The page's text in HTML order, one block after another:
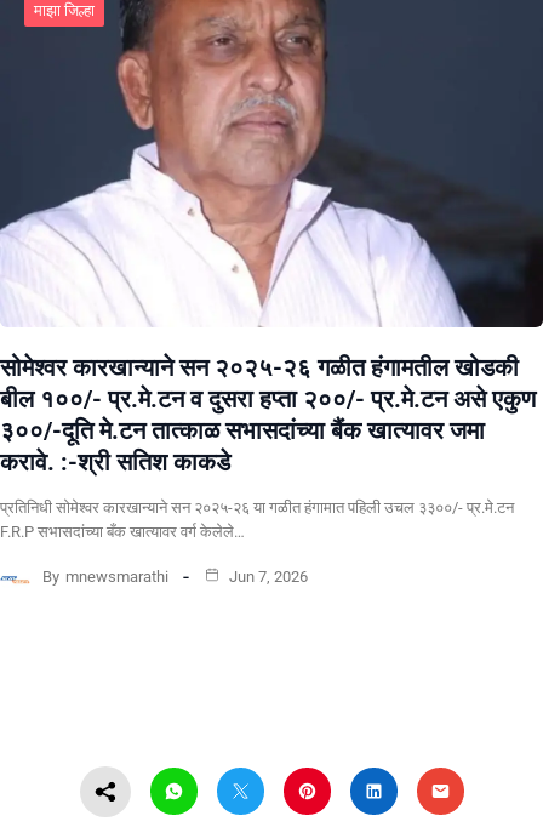
माझा जिल्हा
सोमेश्वर कारखान्याने सन २०२५-२६ गळीत हंगामतील खोडकी
बील १००/- प्र.मे.टन व दुसरा हप्ता २००/- प्र.मे.टन असे एकुण
३००/-दूति मे.टन तात्काळ सभासदांच्या बैंक खात्यावर जमा
करावे. :-श्री सतिश काकडे
प्रतिनिधी सोमेश्वर कारखान्याने सन २०२५-२६ या गळीत हंगामात पहिली उचल ३३००/- प्र.मे.टन
F.R.P सभासदांच्या बँक खात्यावर वर्ग केलेले…
By mnewsmarathi Jun 7, 2026